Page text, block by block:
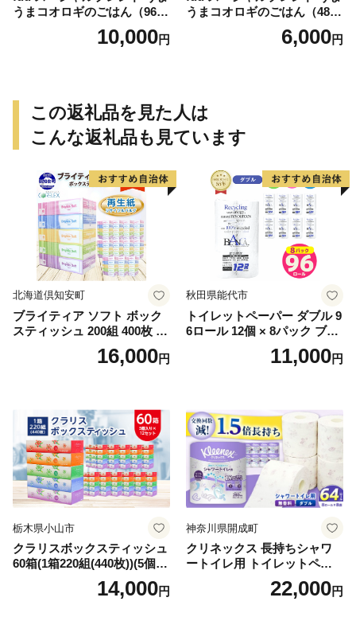
うまコオロギのごはん（960
10,000円
うまコオロギのごはん（480
6,000円
この返礼品を見た人は
こんな返礼品も見ています
北海道倶知安町
ブライティア ソフト ボック
スティッシュ 200組 400枚 60
箱 日本製 まとめ買い ティッ
シュ リサイクル 長持 防災 常
倶知安町 日用品
16,000円
秋田県能代市
トイレットペーパー ダブル 9
6ロール 12個 × 8パック ブラ
ンカ 再生紙 100％ 芯あり 日
用品 消耗品 無香料 生活用品
11,000円
栃木県小山市
クラリスボックスティッシュ
60箱(1箱220組(440枚))(5個入
り×12セット)【1256759】
14,000円
神奈川県開成町
クリネックス 長持ちシャワ
ートイレ用 トイレットペー
パー（ダブル）64ロール(8ロ
ール×8パック) 開成町 トイレ
22,000円